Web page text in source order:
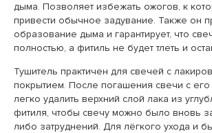
дыма. Позволяет избежать ожогов, к
привести обычное задувание. Также он
образование дыма и гарантирует, что
полностью, а фитиль не будет тлеть и
Тушитель практичен для свечей с
покрытием. После погашения свечи с
легко удалить верхний слой лака из
фитиля, чтобы свечу можно было вновь
либо затруднений. Для лёгкого ухода и